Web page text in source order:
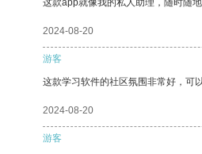
这款app就像我的私人助理，随时随地
2024-08-20
游客
这款学习软件的社区氛围非常好，可
2024-08-20
游客